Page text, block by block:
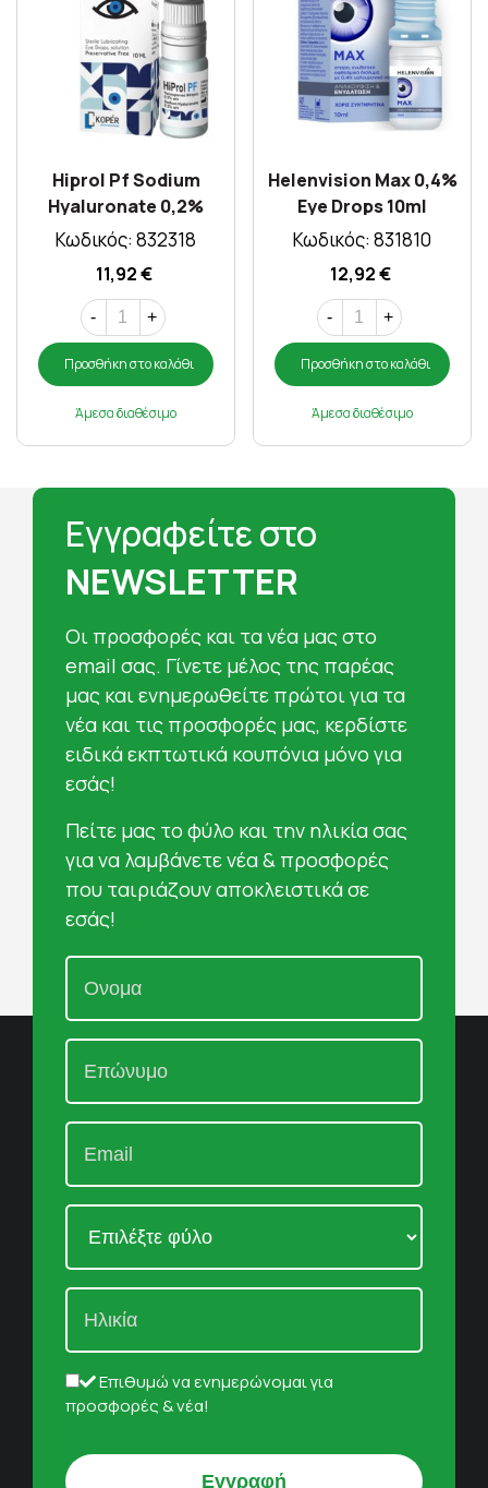
Hiprol Pf Sodium
Hyaluronate 0,2%
Drops 10ml
Κωδικός: 832318
11,92 €
- +
Προσθήκη στο καλάθι
Άμεσα διαθέσιμο
Helenvision Max 0,4%
Eye Drops 10ml
Κωδικός: 831810
12,92 €
- +
Προσθήκη στο καλάθι
Άμεσα διαθέσιμο
Εγγραφείτε στο
NEWSLETTER
Oι προσφορές και τα νέα μας στο
email σας. Γίνετε μέλος της παρέας
μας και ενημερωθείτε πρώτοι για τα
νέα και τις προσφορές μας, κερδίστε
ειδικά εκπτωτικά κουπόνια μόνο για
εσάς!
Πείτε μας το φύλο και την ηλικία σας
για να λαμβάνετε νέα & προσφορές
που ταιριάζουν αποκλειστικά σε
εσάς!
Επιθυμώ να ενημερώνομαι για
προσφορές & νέα!